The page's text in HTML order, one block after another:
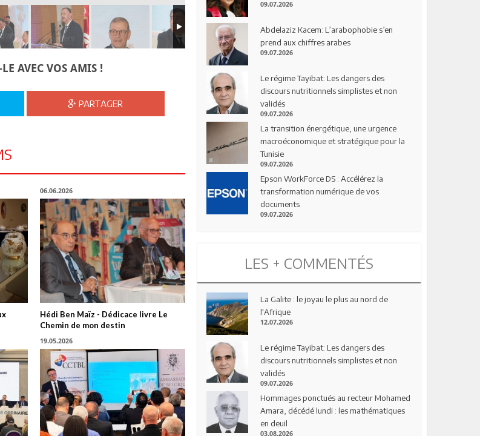
AVEC VOS AMIS !
PARTAGER
06.06.2026
Hédi Ben Maïz - Dédicace livre Le
Chemin de mon destin
19.05.2026
09.07.2026
Abdelaziz Kacem: L’arabophobie s’en
prend aux chiffres arabes
09.07.2026
Le régime Tayibat: Les dangers des
discours nutritionnels simplistes et non
validés
09.07.2026
La transition énergétique, une urgence
macroéconomique et stratégique pour la
Tunisie
09.07.2026
Epson WorkForce DS : Accélérez la
transformation numérique de vos
documents
09.07.2026
LES + COMMENTÉS
La Galite : le joyau le plus au nord de
l'Afrique
12.07.2026
Le régime Tayibat: Les dangers des
discours nutritionnels simplistes et non
validés
09.07.2026
Hommages ponctués au recteur Mohamed
Amara, décédé lundi : les mathématiques
en deuil
03.08.2026